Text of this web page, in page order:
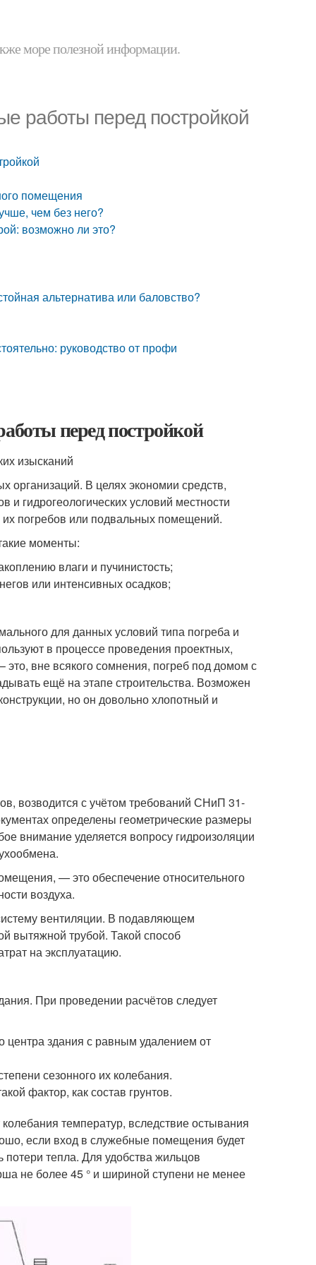
море полезной информации.
работы перед постройкой
помещения
чем без него?
возможно ли это?
альтернатива или баловство?
руководство от профи
перед постройкой
изысканий
организаций. В целях экономии средств,
гидрогеологических условий местности
погребов или подвальных помещений.
моменты:
влаги и пучинистость;
или интенсивных осадков;
для данных условий типа погреба и
в процессе проведения проектных,
вне всякого сомнения, погреб под домом с
ещё на этапе строительства. Возможен
но он довольно хлопотный и
возводится с учётом требований СНиП 31-
определены геометрические размеры
внимание уделяется вопросу гидроизоляции
— это обеспечение относительного
воздуха.
вентиляции. В подавляющем
вытяжной трубой. Такой способ
на эксплуатацию.
При проведении расчётов следует
центра здания с равным удалением от
сезонного их колебания.
фактор, как состав грунтов.
температур, вследствие остывания
если вход в служебные помещения будет
тепла. Для удобства жильцов
не более 45 ° и шириной ступени не менее